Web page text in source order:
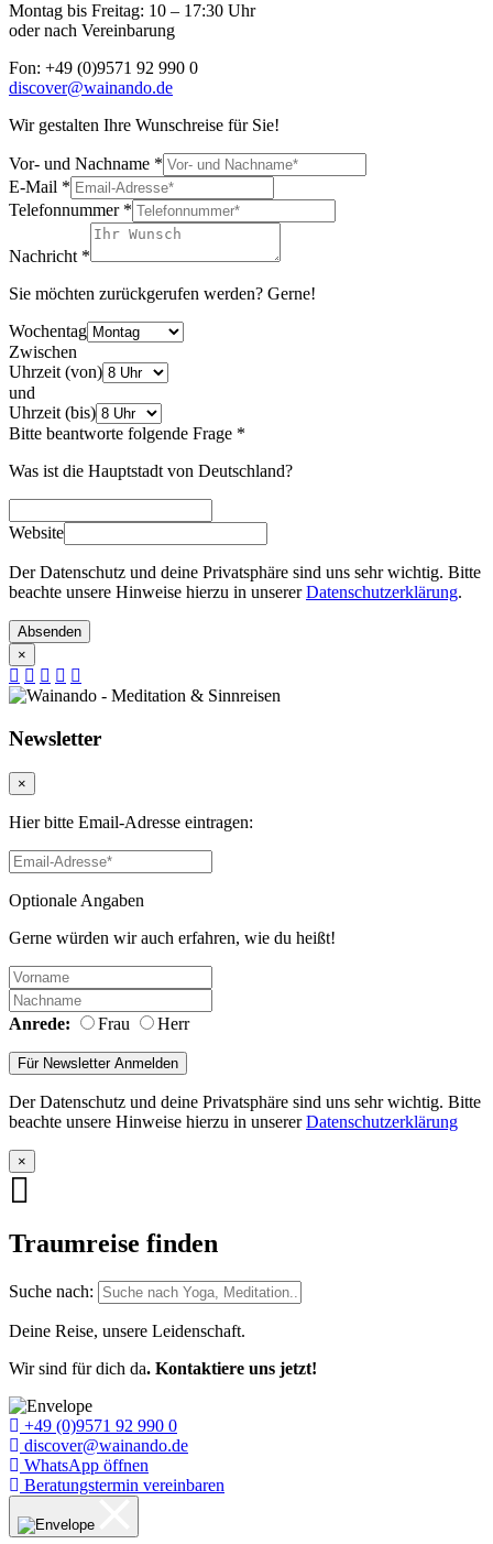
Montag bis Freitag: 10 – 17:30 Uhr
oder nach Vereinbarung
Fon: +49 (0)9571 92 990 0
discover@wainando.de
Wir gestalten Ihre Wunschreise für Sie!
Vor- und Nachname *
E-Mail *
Telefonnummer *
Nachricht *
Sie möchten zurückgerufen werden? Gerne!
Wochentag
Zwischen
Uhrzeit (von)
und
Uhrzeit (bis)
Bitte beantworte folgende Frage *
Was ist die Hauptstadt von Deutschland?
Website
Der Datenschutz und deine Privatsphäre sind uns sehr wichtig. Bitte
beachte unsere Hinweise hierzu in unsererDatenschutzerklärung.
Absenden
×
Newsletter
×
Hier bitte Email-Adresse eintragen:
Optionale Angaben
Gerne würden wir auch erfahren, wie du heißt!
Anrede: Frau Herr
Der Datenschutz und deine Privatsphäre sind uns sehr wichtig. Bitte
beachte unsere Hinweise hierzu in unsererDatenschutzerklärung
×
Traumreise finden
Suche nach:
Deine Reise, unsere Leidenschaft.
Wir sind für dich da. Kontaktiere uns jetzt!
+49 (0)9571 92 990 0
discover@wainando.de
WhatsApp öffnen
Beratungstermin vereinbaren